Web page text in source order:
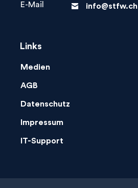
E-Mail
letter info@stfw.ch
Links
Medien
AGB
Datenschutz
Impressum
IT-Support